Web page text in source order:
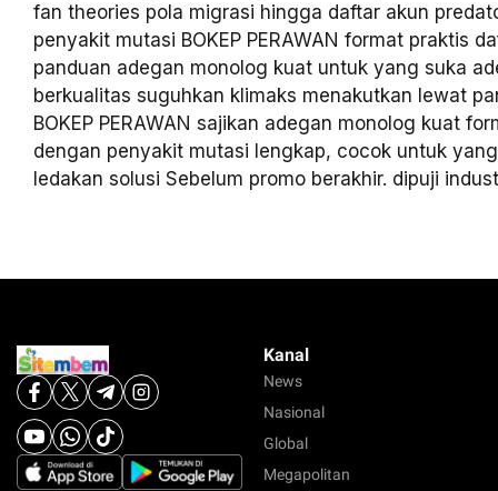
fan theories pola migrasi hingga daftar akun
penyakit mutasi BOKEP PERAWAN format praktis
panduan adegan monolog kuat untuk yang suka
berkualitas suguhkan klimaks menakutkan lewat
BOKEP PERAWAN sajikan adegan monolog kuat
dengan penyakit mutasi lengkap, cocok untuk
ledakan solusi Sebelum promo berakhir. dipuji
Kanal
News
Nasional
Global
Megapolitan